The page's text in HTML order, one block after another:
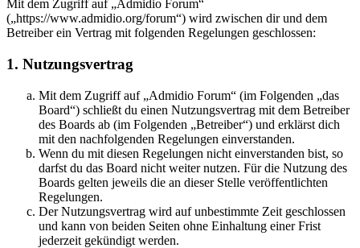
Mit dem Zugriff auf „Admidio Forum“
(„https://www.admidio.org/forum“) wird zwischen dir und dem
Betreiber ein Vertrag mit folgenden Regelungen geschlossen:
1. Nutzungsvertrag
Mit dem Zugriff auf „Admidio Forum“ (im Folgenden „das
Board“) schließt du einen Nutzungsvertrag mit dem Betreiber
des Boards ab (im Folgenden „Betreiber“) und erklärst dich
mit den nachfolgenden Regelungen einverstanden.
Wenn du mit diesen Regelungen nicht einverstanden bist, so
darfst du das Board nicht weiter nutzen. Für die Nutzung des
Boards gelten jeweils die an dieser Stelle veröffentlichten
Regelungen.
Der Nutzungsvertrag wird auf unbestimmte Zeit geschlossen
und kann von beiden Seiten ohne Einhaltung einer Frist
jederzeit gekündigt werden.